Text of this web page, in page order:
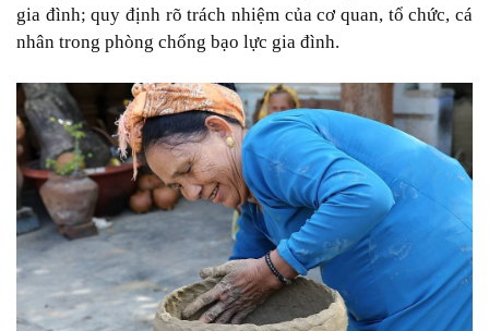
gia đình; quy định rõ trách nhiệm của cơ quan, tổ chức, cá
nhân trong phòng chống bạo lực gia đình.